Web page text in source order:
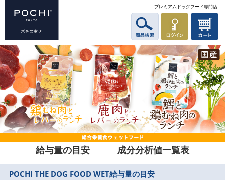
プレミアムドッグフード専門店
給与量の目安 成分分析値一覧表
POCHI THE DOG FOOD WET給与量の目安